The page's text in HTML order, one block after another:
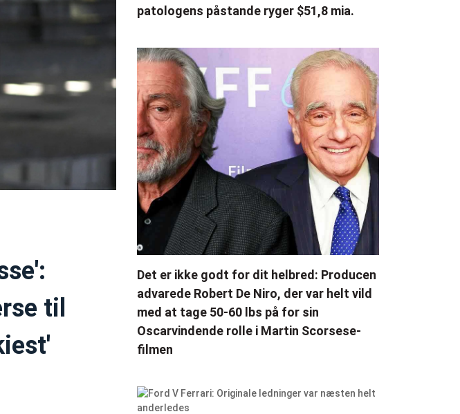
til
patologens påstande ryger $51,8 mia.
Det er ikke godt for dit helbred: Producen
advarede Robert De Niro, der var helt vild
med at tage 50-60 lbs på for sin
Oscarvindende rolle i Martin Scorsese-
filmen